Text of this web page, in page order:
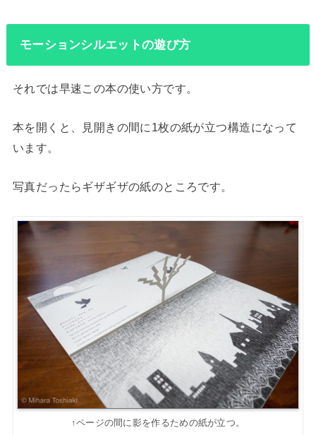
モーションシルエットの遊び方
それでは早速この本の使い方です。
本を開くと、見開きの間に1枚の紙が立つ構造になって
います。
写真だったらギザギザの紙のところです。
↑ページの間に影を作るための紙が立つ。